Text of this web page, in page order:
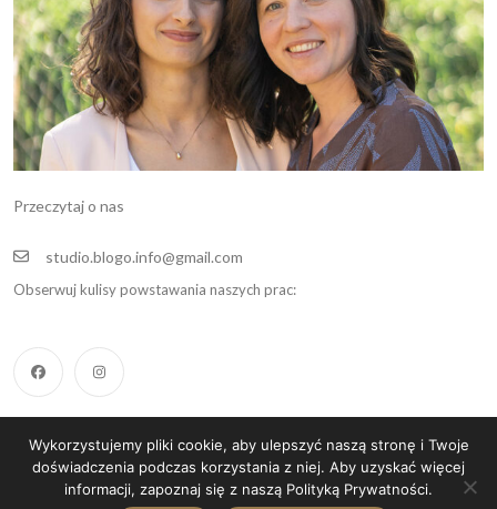
Przeczytaj o nas
studio.blogo.info@gmail.com
Obserwuj kulisy powstawania naszych prac:
Copyright 2025, All Rights Reserved.
Wykorzystujemy pliki cookie, aby ulepszyć naszą stronę i Twoje
doświadczenia podczas korzystania z niej. Aby uzyskać więcej
informacji, zapoznaj się z naszą Polityką Prywatności.